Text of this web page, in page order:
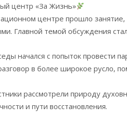
центр «За Жизнь»
центре прошло
Главной темой обсуждения
начался с попыток провести
в более широкое русло,
рассмотрели природу
и пути восстановления.